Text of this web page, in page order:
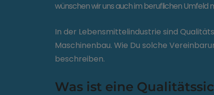
wünschen wir uns auch im beruflichen Umfeld
In der Lebensmittelindustrie sind
Maschinenbau. Wie Du solche
beschreiben.
Was ist eine